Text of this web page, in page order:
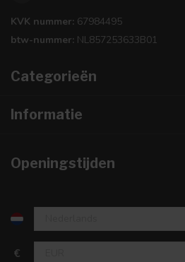
KVK nummer: 67984495
btw-nummer: NL857253633B01
Categorieën
Informatie
Openingstijden
€